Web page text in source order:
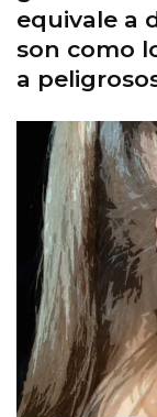
equivale a
son como
a